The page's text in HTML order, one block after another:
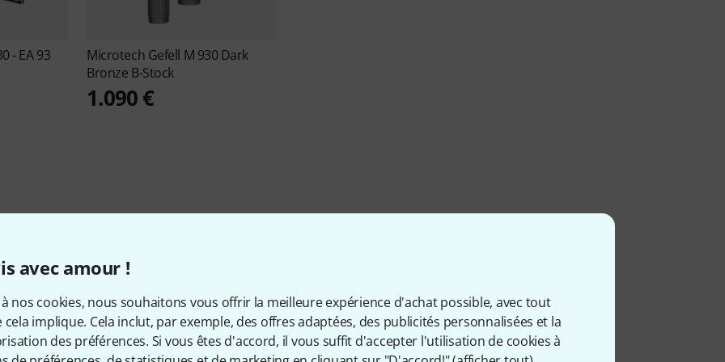
avec amour !
à nos cookies, nous souhaitons vous offrir la meilleure expérience d'achat possible, avec tout
cela implique. Cela inclut, par exemple, des offres adaptées, des publicités personnalisées et la
des préférences. Si vous êtes d'accord, il vous suffit d'accepter l'utilisation de cookies à
- EA 93
Microtech Gefell M 930 Dark
Bronze B-Stock
1.090 €
PRODUITS EN STOCK
40+
Ø DISPONIBLITÉ
MOYENNE